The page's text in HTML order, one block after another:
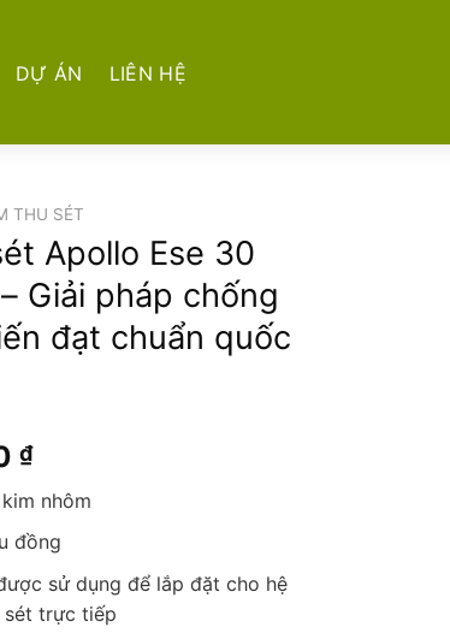
DỰ ÁN LIÊN HỆ
THU SÉT
Apollo Ese 30
Giải pháp chống
đạt chuẩn quốc
₫
nhôm
đồng
sử dụng để lắp đặt cho hệ
trực tiếp